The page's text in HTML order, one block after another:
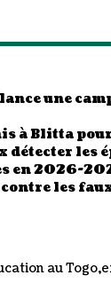
une
à Blitta
détecter les
en 2026-
les
au Togo